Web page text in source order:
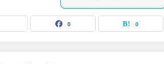
0 0